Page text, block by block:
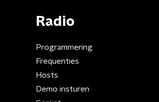
Radio
Programmering
Frequenties
Hosts
Demo insturen